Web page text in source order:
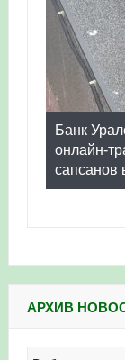
Банк
онлайн-
сапсанов
АРХИВ